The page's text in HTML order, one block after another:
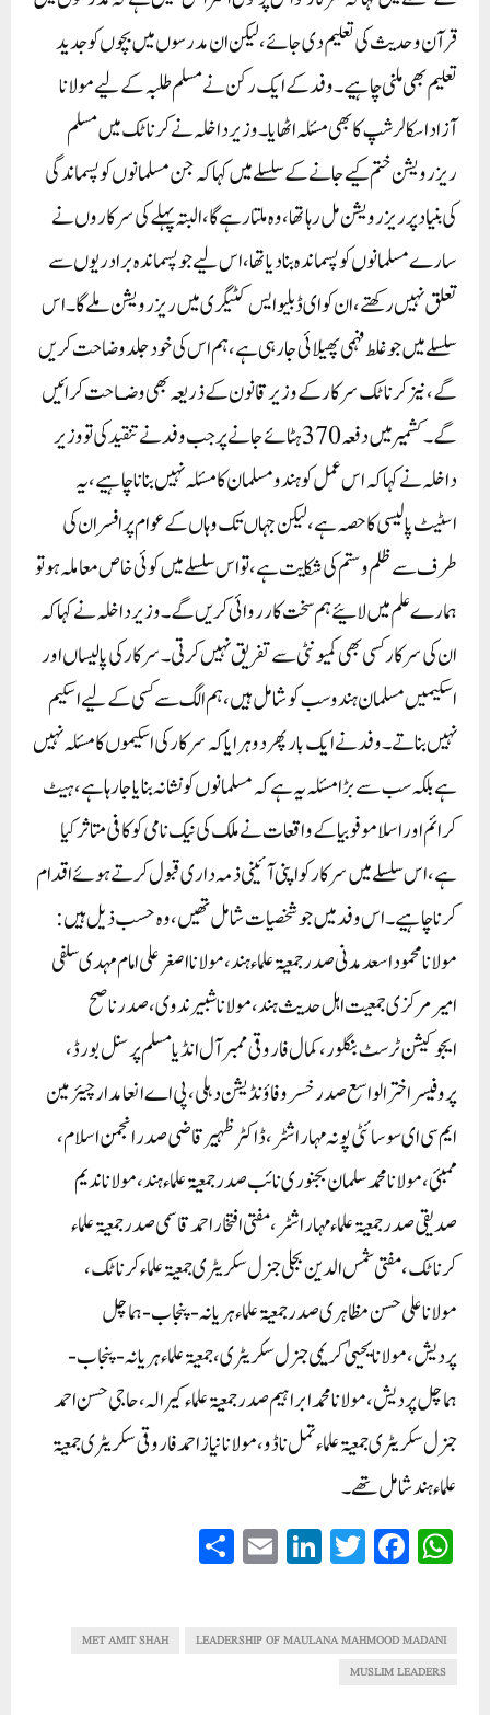
قرآن و حدیث کی تعلیم دی جائے، لیکن ان مدرسوں میں بچوں کو جدید
تعلیم بھی ملنی چاہیے۔ وفد کے ایک رکن نے مسلم طلبہ کے لیے مولانا
آزاد اسکالر شپ کا بھی مسئلہ اٹھایا ۔ وزیر داخلہ نے کرناٹک میں مسلم
ریزرویشن ختم کیے جانے کے سلسلے میں کہا کہ جن مسلمانوں کو پسماندگی
کی بنیاد پر ریزرویشن مل رہا تھا ،و ہ ملتا رہے گا ، البتہ پہلے کی سرکاروں نے
سارے مسلمانوں کو پسماندہ بنا دیاتھا ، اس لیے جو پسماندہ برادریوں سے
تعلق نہیں رکھتے ، ان کو ای ڈبلیو ایس کٹیگری میں ریزرویشن ملے گا ۔اس
سلسلے میں جو غلط فہمی پھیلائی جارہی ہے، ہم اس کی خود جلد وضاحت کریں
گے، نیز کرناٹک سرکار کے وزیر قانون کے ذریعہ بھی وضـاحت کرائیں
گے ۔کشمیر میں دفعہ 370ہٹائے جانے پر جب وفد نے تنقید کی تو وزیر
داخلہ نے کہا کہ اس عمل کو ہندو مسلمان کا مسئلہ نہیں بنانا چاہیے، یہ
اسٹیٹ پالیسی کا حصہ ہے، لیکن جہاں تک وہاں کے عوام پر افسران کی
طرف سے ظلم و ستم کی شکایت ہے، تو اس سلسلے میں کوئی خاص معاملہ ہوتو
ہمارے علم میں لائیے ہم سخت کارروائی کریں گے۔وزیر داخلہ نے کہا کہ
ان کی سرکار کسی بھی کمیونٹی سے تفریق نہیں کرتی۔ سرکار کی پالیسا ں اور
اسکیمیں مسلمان ہندو سب کو شامل ہیں، ہم الگ سے کسی کے لیے اسکیم
نہیں بناتے۔وفد نے ایک بار پھر دوہرایا کہ سرکار کی اسکیموں کا مسئلہ نہیں
ہے بلکہ سب سے بڑا مسئلہ یہ ہے کہ مسلمانوں کو نشانہ بنایا جارہا ہے، ہیٹ
کرائم اور اسلامو فوبیاکے واقعات نے ملک کی نیک نامی کو کافی متاثر کیا
ہے، اس سلسلے میں سرکار کو اپنی آئینی ذمہ داری قبول کرتے ہوئے اقدام
کرنا چاہیے۔اس وفد میں جو شخصیات شامل تھیں، وہ حسب ذیل ہیں:
مولانا محمود اسعد مدنی صدر جمعیۃ علماء ہند، مولانا اصغر علی امام مہدی سلفی
امیر مرکزی جمعیت اہل حدیث ہند، مولانا شبیر ندوی، صدر ناصح
ایجوکیشن ٹرسٹ بنگلور، کمال فاروقی ممبر آل انڈیا مسلم پرسنل بورڈ،
پروفیسر اختر الواسع صدر خسرو فاؤنڈیشن دہلی، پی اے انعامدار چیئرمین
ایم سی ای سوسائٹی پونہ مہاراشٹر، ڈاکٹر ظہیر قاضی صدر انجمن اسلام،
ممبئی،مولانا محمد سلمان بجنوری نائب صدر جمعیۃ علماء ہند، مولانا ندیم
صدیقی صدرجمعیۃ علماء مہاراشٹر، مفتی افتخار احمد قاسمی صدر جمعیۃ علماء
کرناٹک، مفتی شمس الدین بجلی جنرل سکریٹری جمعیۃ علماء کرناٹک،
مولاناعلی حسن مظاہری صدرجمعیۃ علماء ہریانہ-پنجاب-ہماچل
پردیش،مولانا یحییٰ کریمی جنرل سکریٹری،جمعیۃعلماء ہریانہ-پنجاب-
ہماچل پردیش، مولانا محمد ابراہیم صدر جمعیۃ علماء کیرالہ، حاجی حسن احمد
جنرل سکریٹری جمعیۃ علماء تمل ناڈو، مولانا نیاز احمد فاروقی سکریٹری جمعیۃ
علماء ہند شامل تھے۔
W
ha
A
pp
Fa
ce
ok
T
wi
r
Li
nk
In
E
m
LEADERSHIP OF MAULANA MAHMOOD MADANI
MET AMIT SHAH
MUSLIM LEADERS